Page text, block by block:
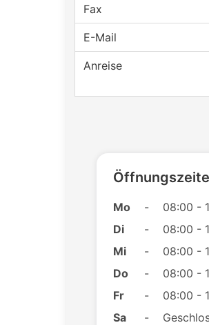
Fax
E-Mail
Anreise
Mo -
08:00 -
Di
-
08:00 -
Mi
-
08:00 -
Do
-
08:00 -
Fr
-
08:00 -
Sa
-